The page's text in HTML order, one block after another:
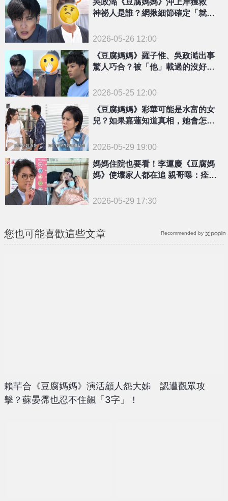
神祕人是誰？網揪細節確定「就是
2026-05-26 12:00
《豆腐媽媽》羅子惟、吳政澔出事
驚人巧合？被「他」載過的沒好下
2026-05-25 12:00
《豆腐媽媽》彩華可能是水富的女
兒？如果嘉蓮知道真相，她會怎麼
2026-05-29 19:00
媽媽住院也要看！李運慶《豆腐媽
媽》使壞家人都在追 親哥曝：痊癒
2026-05-29 17:30
您也可能喜歡這些文章
賴芊合《豆腐媽媽》演活顧人怨大姊 認遭觀眾攻
擊？蘇晏霈也忍不住飆「3字」！
Recommended by